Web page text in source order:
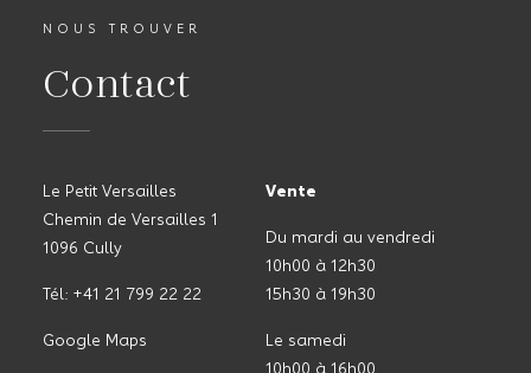
NOUS TROUVER
Contact
Le Petit Versailles
Chemin de Versailles 1
1096 Cully
Tél: +41 21 799 22 22
Google Maps
Vente
Du mardi au vendredi
10h00 à 12h30
15h30 à 19h30
Le samedi